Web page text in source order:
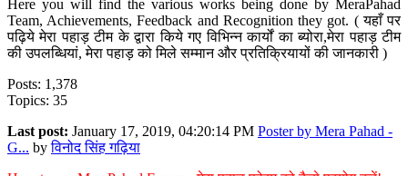
Here you will find the various works being done by MeraPahad
Team, Achievements, Feedback and Recognition they got. ( यहाँ पर
पढ़िये मेरा पहाड़ टीम के द्वारा किये गए विभिन्न कार्यों का ब्योरा,मेरा पहाड़ टीम
की उपलब्धियां, मेरा पहाड़ को मिले सम्मान और प्रतिक्रियायों की जानकारी )
Posts: 1,378
Topics: 35
Last post: January 17, 2019, 04:20:14 PM Poster by Mera Pahad -
G... byविनोद सिंह गढ़िया